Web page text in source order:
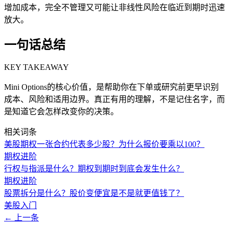
增加成本，完全不管理又可能让非线性风险在临近到期时迅速
放大。
一句话总结
KEY TAKEAWAY
Mini Options的核心价值，是帮助你在下单或研究前更早识别
成本、风险和适用边界。真正有用的理解，不是记住名字，而
是知道它会怎样改变你的决策。
相关词条
美股期权一张合约代表多少股？为什么报价要乘以100？
期权进阶
行权与指派是什么？期权到期时到底会发生什么？
期权进阶
股票拆分是什么？股价变便宜是不是就更值钱了？
美股入门
← 上一条